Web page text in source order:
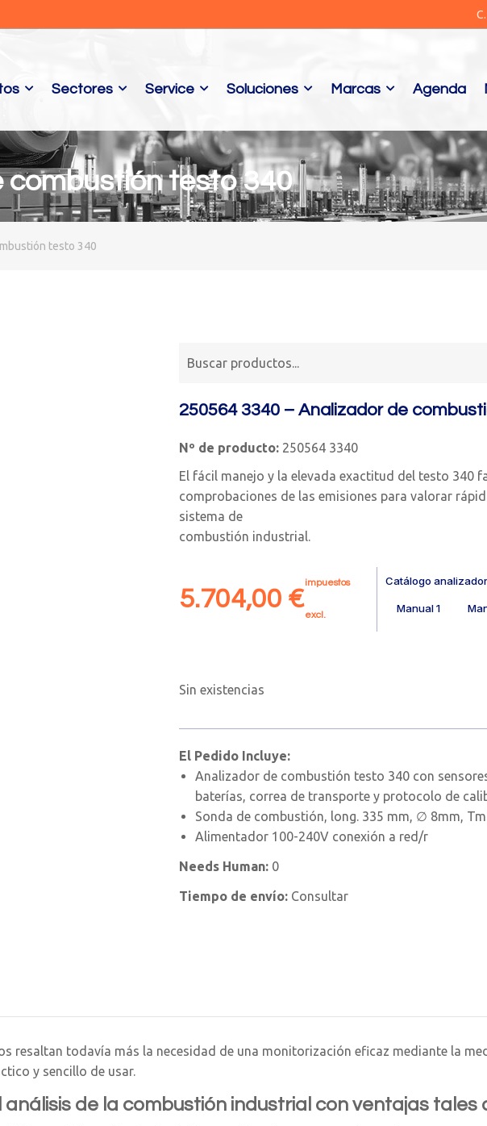
Sectores Service Soluciones Marcas Agenda
combustión testo 340
testo 340
250564 3340 – Analizador de
Nº de producto: 250564 3340
El fácil manejo y la elevada exactitud del testo 340
comprobaciones de las emisiones para valorar
sistema de
combustión industrial.
5.704,00 €
impuestos
excl.
Catálogo
Manual 1
Sin existencias
El Pedido Incluye:
Analizador de combustión testo 340 con
baterías, correa de transporte y protocolo de
Sonda de combustión, long. 335 mm, ∅ 8mm,
Alimentador 100-240V conexión a red/r
Needs Human: 0
Tiempo de envío: Consultar
resaltan todavía más la necesidad de una monitorización eficaz mediante la
y sencillo de usar.
de la combustión industrial con ventajas tales